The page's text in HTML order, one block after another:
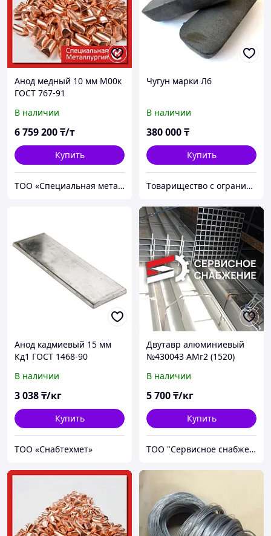
Анод медный 10 мм М00к
ГОСТ 767-91
В наличии
6 759 200₸/т
Купить
ТОО «Специальная металлургия»
Чугун марки Л6
В наличии
380 000₸
Купить
Tоварищество с ограниченной ответственностью "Smart CI Technology"
Анод кадмиевый 15 мм
Кд1 ГОСТ 1468-90
В наличии
3 038₸/кг
Купить
ТОО «Снабтехмет»
Двутавр алюминиевый
№430043 АМг2 (1520)
прессованный
В наличии
5 700₸/кг
Купить
ТОО "Сервисное снабжение Астана"